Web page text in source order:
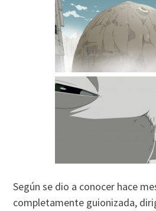
Según se dio a conocer hace
completamente guionizada,